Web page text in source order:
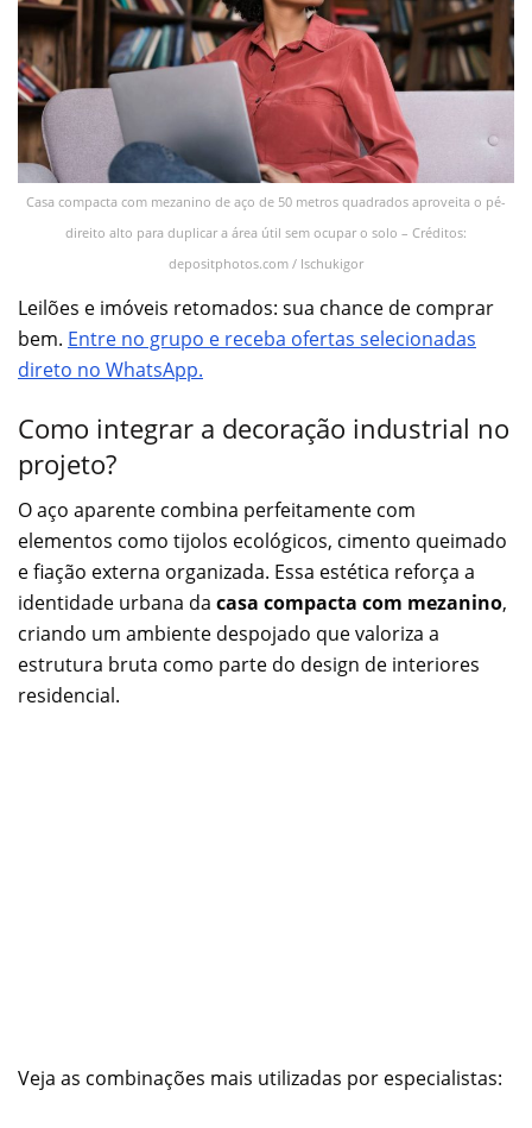
Casa compacta com mezanino de aço de 50 metros quadrados aproveita o pé-
direito alto para duplicar a área útil sem ocupar o solo – Créditos:
depositphotos.com / Ischukigor
Leilões e imóveis retomados: sua chance de comprar
bem. Entre no grupo e receba ofertas selecionadas
direto no WhatsApp.
Como integrar a decoração industrial no
projeto?
O aço aparente combina perfeitamente com
elementos como tijolos ecológicos, cimento queimado
e fiação externa organizada. Essa estética reforça a
identidade urbana da casa compacta com mezanino,
criando um ambiente despojado que valoriza a
estrutura bruta como parte do design de interiores
residencial.
Veja as combinações mais utilizadas por especialistas: